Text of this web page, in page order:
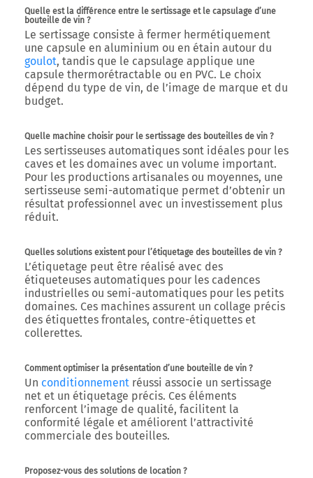
Quelle est la différence entre le sertissage et le capsulage d’une
bouteille de vin ?
Le sertissage consiste à fermer hermétiquement
une capsule en aluminium ou en étain autour du
goulot, tandis que le capsulage applique une
capsule thermorétractable ou en PVC. Le choix
dépend du type de vin, de l’image de marque et du
budget.
Quelle machine choisir pour le sertissage des bouteilles de vin ?
Les sertisseuses automatiques sont idéales pour les
caves et les domaines avec un volume important.
Pour les productions artisanales ou moyennes, une
sertisseuse semi-automatique permet d’obtenir un
résultat professionnel avec un investissement plus
réduit.
Quelles solutions existent pour l’étiquetage des bouteilles de vin ?
L’étiquetage peut être réalisé avec des
étiqueteuses automatiques pour les cadences
industrielles ou semi-automatiques pour les petits
domaines. Ces machines assurent un collage précis
des étiquettes frontales, contre-étiquettes et
collerettes.
Comment optimiser la présentation d’une bouteille de vin ?
Un conditionnement réussi associe un sertissage
net et un étiquetage précis. Ces éléments
renforcent l’image de qualité, facilitent la
conformité légale et améliorent l’attractivité
commerciale des bouteilles.
Proposez-vous des solutions de location ?